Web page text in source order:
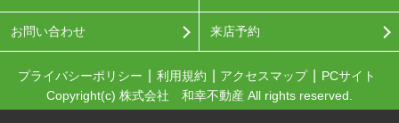
お問い合わせ 来店予約
プライバシーポリシー 利用規約 アクセスマップ
PCサイト
Copyright(c) 株式会社 和幸不動産 All rights reserved.